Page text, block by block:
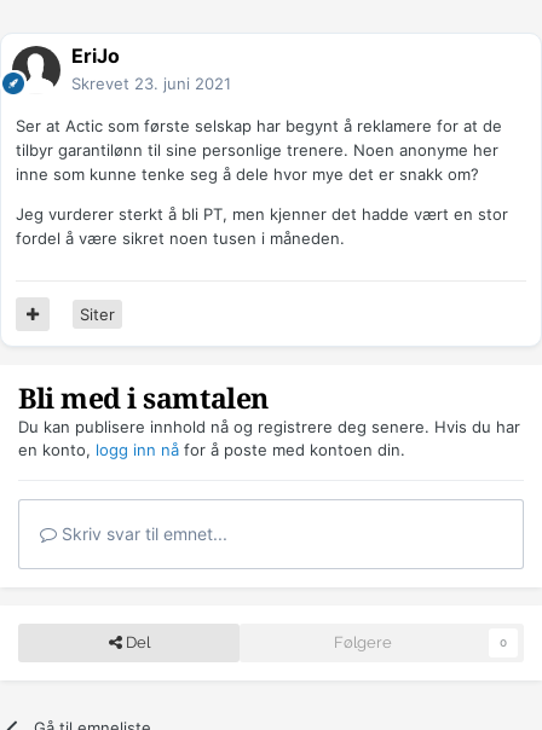
EriJo
Skrevet 23. juni 2021
Ser at Actic som første selskap har begynt å reklamere for at de
tilbyr garantilønn til sine personlige trenere. Noen anonyme her
inne som kunne tenke seg å dele hvor mye det er snakk om?
Jeg vurderer sterkt å bli PT, men kjenner det hadde vært en stor
fordel å være sikret noen tusen i måneden.
Siter
Bli med i samtalen
Du kan publisere innhold nå og registrere deg senere. Hvis du har
en konto, logg inn nå for å poste med kontoen din.
Skriv svar til emnet...
Del Følgere 0